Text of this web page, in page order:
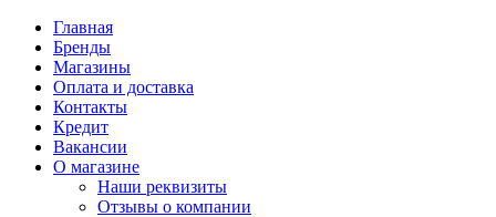
Главная
Бренды
Магазины
Оплата и доставка
Контакты
Кредит
Вакансии
О магазине
Наши реквизиты
Отзывы о компании